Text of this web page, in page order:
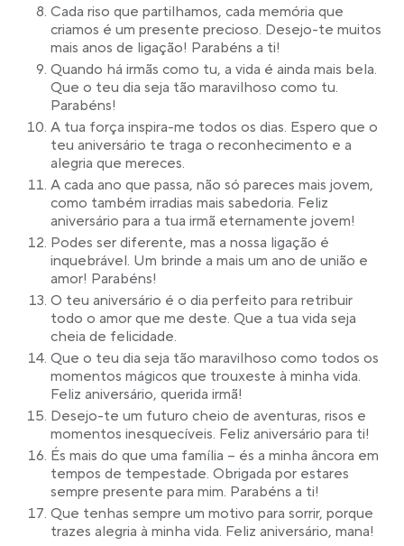
Cada riso que partilhamos, cada memória que
criamos é um presente precioso. Desejo-te muitos
mais anos de ligação! Parabéns a ti!
Quando há irmãs como tu, a vida é ainda mais bela.
Que o teu dia seja tão maravilhoso como tu.
Parabéns!
A tua força inspira-me todos os dias. Espero que o
teu aniversário te traga o reconhecimento e a
alegria que mereces.
A cada ano que passa, não só pareces mais jovem,
como também irradias mais sabedoria. Feliz
aniversário para a tua irmã eternamente jovem!
Podes ser diferente, mas a nossa ligação é
inquebrável. Um brinde a mais um ano de união e
amor! Parabéns!
O teu aniversário é o dia perfeito para retribuir
todo o amor que me deste. Que a tua vida seja
cheia de felicidade.
Que o teu dia seja tão maravilhoso como todos os
momentos mágicos que trouxeste à minha vida.
Feliz aniversário, querida irmã!
Desejo-te um futuro cheio de aventuras, risos e
momentos inesquecíveis. Feliz aniversário para ti!
És mais do que uma família – és a minha âncora em
tempos de tempestade. Obrigada por estares
sempre presente para mim. Parabéns a ti!
Que tenhas sempre um motivo para sorrir, porque
trazes alegria à minha vida. Feliz aniversário, mana!